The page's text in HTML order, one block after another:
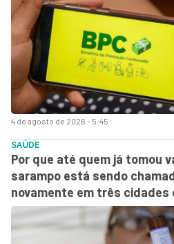
4 de agosto de 2026 - 5:45
SAÚDE
Por que até quem já tomou
sarampo está sendo
novamente em três cidades